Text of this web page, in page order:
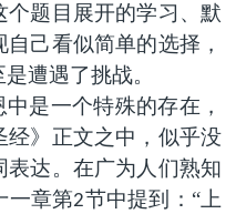
题目展开的学习、默
己看似简单的选择，
遭遇了挑战。
是一个特殊的存在，
经》正文之中，似乎没
达。在广为人们熟知
一章第2节中提到：“上